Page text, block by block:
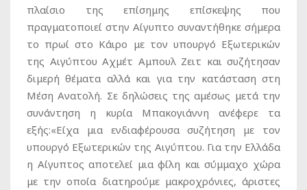
πλαίσιο της επίσημης επίσκεψης που
πραγματοποιεί στην Αίγυπτο συναντήθηκε σήμερα
το πρωί στο Κάιρο με τον υπουργό Εξωτερικών
της Αιγύπτου Αχμέτ Αμπουλ Ζειτ και συζήτησαν
διμερή θέματα αλλά και για την κατάσταση στη
Μέση Ανατολή. Σε δηλώσεις της αμέσως μετά την
συνάντηση η κυρία Μπακογιάννη ανέφερε τα
εξής:«Είχα μια ενδιαφέρουσα συζήτηση με τον
υπουργό Εξωτερικών της Αιγύπτου. Για την Ελλάδα
η Αίγυπτος αποτελεί μια φίλη και σύμμαχο χώρα
με την οποία διατηρούμε μακροχρόνιες, άριστες